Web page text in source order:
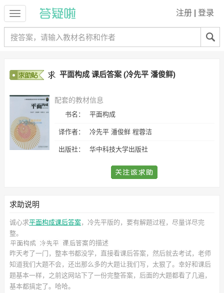
注册 登录
平面构成 课后答案 (冷先平 潘俊鲜)
配套的教材信息
书名： 平面构成
译作者： 冷先平 潘俊鲜 程蓉洁
出版社： 华中科技大学出版社
求助说明
诚心求平面构成课后答案，冷先平版的，要有解题过程，尽量详尽完
整。
的描述
昨天考了一门，整本书都没学，直接看课后答案，然后就去考试，老师
知道我们大题不会，还出那么多的大题让我们写，太狠了。幸好和课后
题基本一样，之前这网站下了一份完整答案，后面的大题都看了几遍，
基本都搞定了。哈哈。